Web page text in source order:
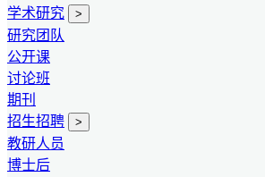
学术研究
>
研究团队
公开课
讨论班
期刊
招生招聘
>
教研人员
博士后